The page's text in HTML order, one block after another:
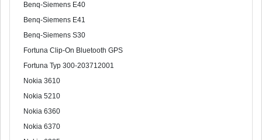
Benq-Siemens E40
Benq-Siemens E41
Benq-Siemens S30
Fortuna Clip-On Bluetooth GPS
Fortuna Typ 300-203712001
Nokia 3610
Nokia 5210
Nokia 6360
Nokia 6370